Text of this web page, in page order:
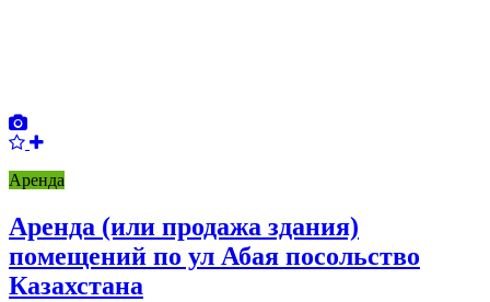
Аренда
Аренда (или продажа здания)
помещений по ул Абая посольство
Казахстана